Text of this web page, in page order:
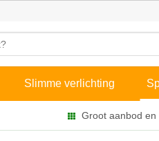
Slimme verlichting
Groot aanbod en